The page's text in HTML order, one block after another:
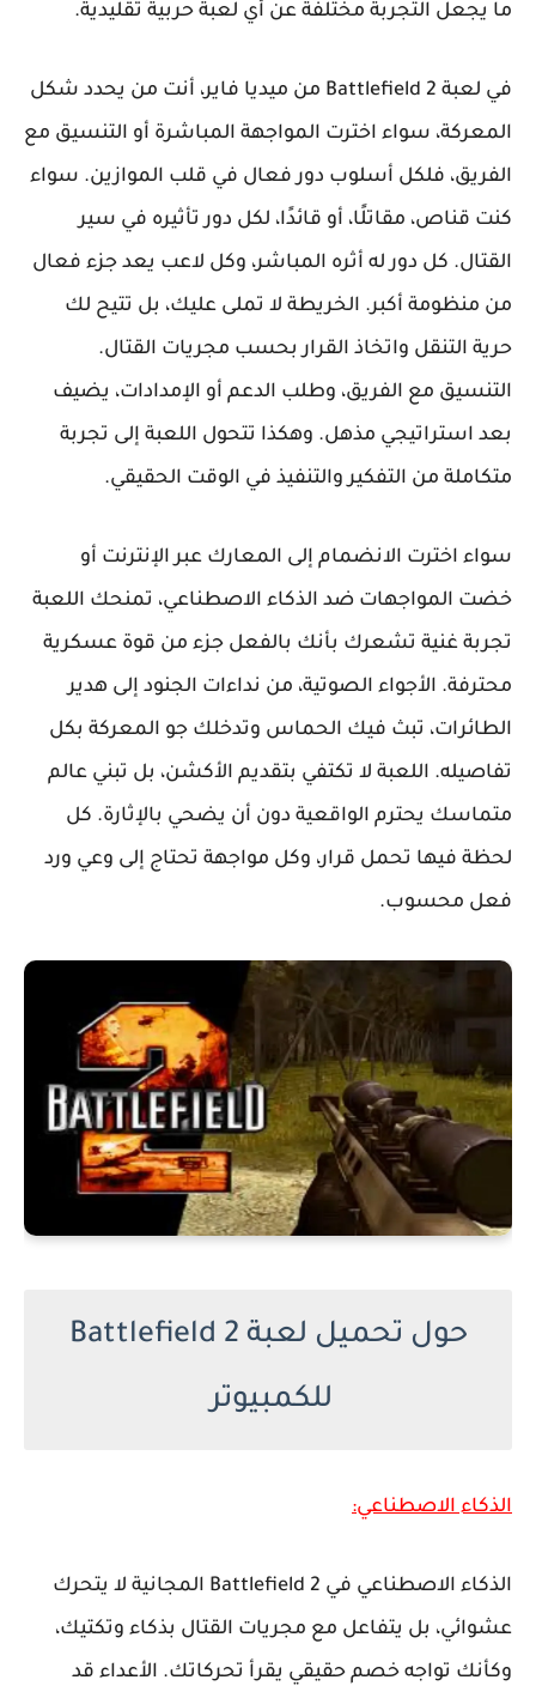
ما يجعل التجربة مختلفة عن أي لعبة حربية تقليدية.
في لعبة Battlefield 2 من ميديا فاير، أنت من يحدد شكل
المعركة، سواء اخترت المواجهة المباشرة أو التنسيق مع
الفريق، فلكل أسلوب دور فعال في قلب الموازين. سواء
كنت قناص، مقاتلًا، أو قائدًا، لكل دور تأثيره في سير
القتال. كل دور له أثره المباشر، وكل لاعب يعد جزء فعال
من منظومة أكبر. الخريطة لا تملى عليك، بل تتيح لك
حرية التنقل واتخاذ القرار بحسب مجريات القتال.
التنسيق مع الفريق، وطلب الدعم أو الإمدادات، يضيف
بعد استراتيجي مذهل. وهكذا تتحول اللعبة إلى تجربة
متكاملة من التفكير والتنفيذ في الوقت الحقيقي.
سواء اخترت الانضمام إلى المعارك عبر الإنترنت أو
خضت المواجهات ضد الذكاء الاصطناعي، تمنحك اللعبة
تجربة غنية تشعرك بأنك بالفعل جزء من قوة عسكرية
محترفة. الأجواء الصوتية، من نداءات الجنود إلى هدير
الطائرات، تبث فيك الحماس وتدخلك جو المعركة بكل
تفاصيله. اللعبة لا تكتفي بتقديم الأكشن، بل تبني عالم
متماسك يحترم الواقعية دون أن يضحي بالإثارة. كل
لحظة فيها تحمل قرار، وكل مواجهة تحتاج إلى وعي ورد
فعل محسوب.
حول تحميل لعبة Battlefield 2
للكمبيوتر
الذكاء الاصطناعي:
الذكاء الاصطناعي في Battlefield 2 المجانية لا يتحرك
عشوائي، بل يتفاعل مع مجريات القتال بذكاء وتكتيك،
وكأنك تواجه خصم حقيقي يقرأ تحركاتك. الأعداء قد